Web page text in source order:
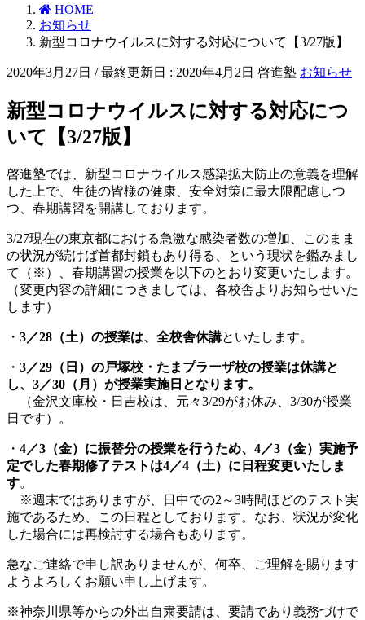
HOME
お知らせ
新型コロナウイルスに対する対応について【3/27版】
2020年3月27日 / 最終更新日 : 2020年4月2日 啓進塾 お知らせ
新型コロナウイルスに対する対応につ
いて【3/27版】
啓進塾では、新型コロナウイルス感染拡大防止の意義を理解
した上で、生徒の皆様の健康、安全対策に最大限配慮しつ
つ、春期講習を開講しております。
3/27現在の東京都における急激な感染者数の増加、このまま
の状況が続けば首都封鎖もあり得る、という現状を鑑みまし
て（※）、春期講習の授業を以下のとおり変更いたします。
（変更内容の詳細につきましては、各校舎よりお知らせいた
します）
・ 3／28（土）の授業は、全校舎休講といたします。
・ 3／29（日）の戸塚校・たまプラーザ校の授業は休講と
し、3／30（月）が授業実施日となります。
（金沢文庫校・日吉校は、元々3/29がお休み、3/30が授業
日です）。
・ 4／3（金）に振替分の授業を行うため、4／3（金）実施予
定でした春期修了テストは4／4（土）に日程変更いたしま
す。
※週末ではありますが、日中での2～3時間ほどのテスト実
施であるため、この日程としております。なお、状況が変化
した場合には再検討する場合もあります。
急なご連絡で申し訳ありませんが、何卒、ご理解を賜ります
ようよろしくお願い申し上げます。
※神奈川県等からの外出自粛要請は、要請であり義務づけで